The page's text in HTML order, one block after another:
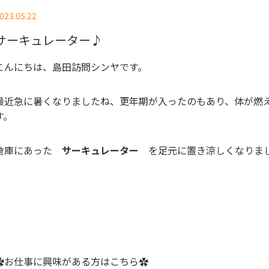
ーキュレーター♪
んにちは、島田訪問シンヤです。
近急に暑くなりましたね、更年期が入ったのもあり、体が燃
庫にあった サーキュレーター を足元に置き涼しくなりま
仕事に興味がある方はこちら✿